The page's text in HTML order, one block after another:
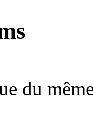
du